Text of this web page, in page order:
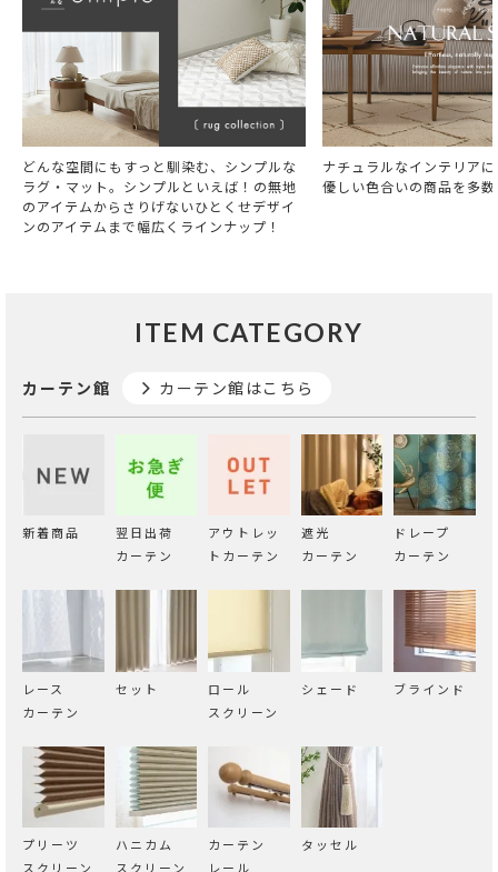
どんな空間にもすっと馴染む、シンプルな
ラグ・マット。シンプルといえば！の無地
のアイテムからさりげないひとくせデザイ
ンのアイテムまで幅広くラインナップ！
ナチュラルなインテリア
優しい色合いの商品を多
ITEM CATEGORY
カーテン館 カーテン館はこちら
新着商品
翌日出荷
カーテン
アウトレッ
トカーテン
遮光
カーテン
ドレープ
カーテン
レース
カーテン
セット
ロール
スクリーン
シェード ブラインド
プリーツ
スクリーン
ハニカム
スクリーン
カーテン
レール
タッセル